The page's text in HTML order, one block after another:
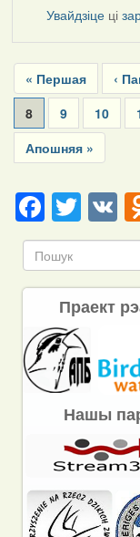
Увайдзіце ці
Pagination
First
page
« Першая ‹
Current
page
8 Page
9 Page
10
Last
page
Апошняя »
Праект
Нашы